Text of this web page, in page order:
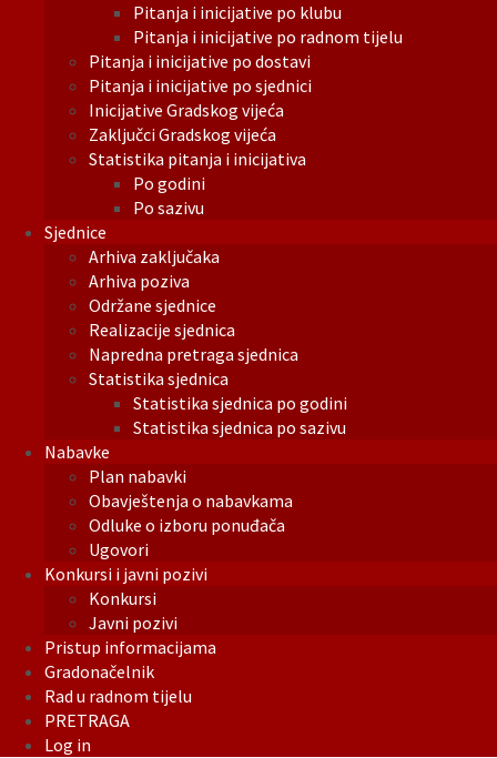
Pitanja i inicijative po klubu
Pitanja i inicijative po radnom tijelu
Pitanja i inicijative po dostavi
Pitanja i inicijative po sjednici
Inicijative Gradskog vijeća
Zaključci Gradskog vijeća
Statistika pitanja i inicijativa
Po godini
Po sazivu
Sjednice
Arhiva zaključaka
Arhiva poziva
Održane sjednice
Realizacije sjednica
Napredna pretraga sjednica
Statistika sjednica
Statistika sjednica po godini
Statistika sjednica po sazivu
Nabavke
Plan nabavki
Obavještenja o nabavkama
Odluke o izboru ponuđača
Ugovori
Konkursi i javni pozivi
Konkursi
Javni pozivi
Pristup informacijama
Gradonačelnik
Rad u radnom tijelu
PRETRAGA
Log in